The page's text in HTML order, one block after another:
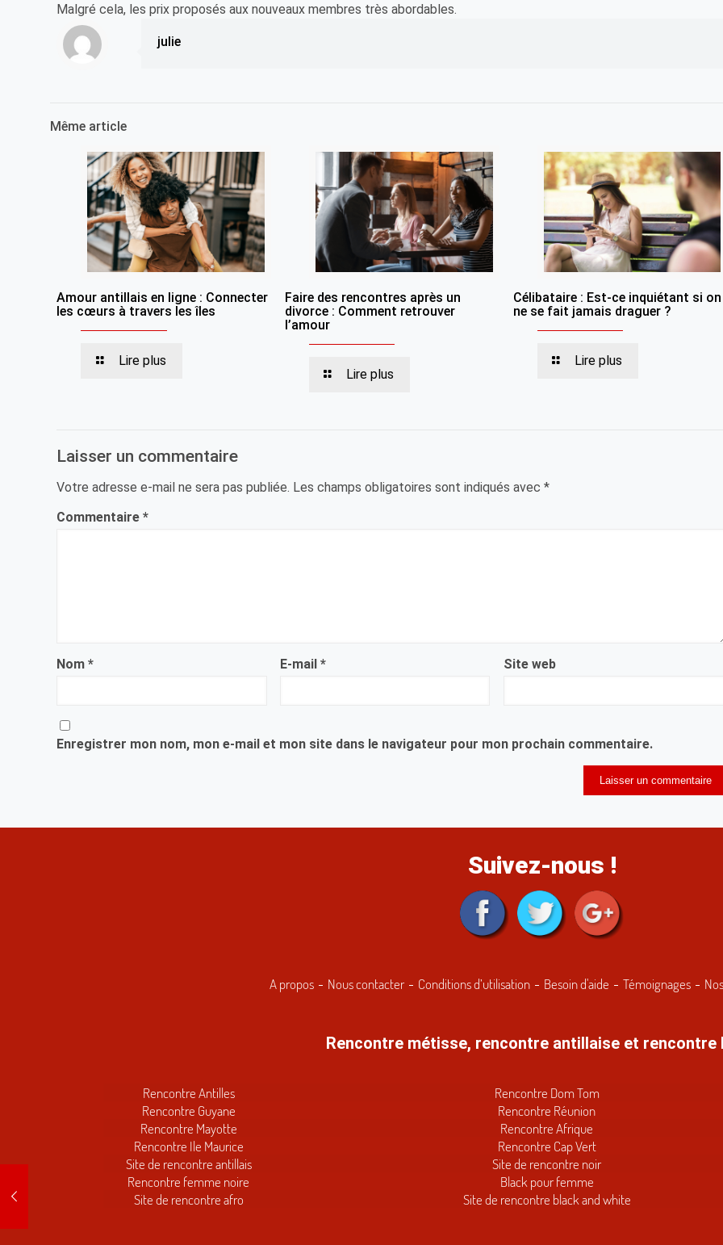
Malgré cela, les prix proposés aux nouveaux membres très abordables.
julie
Même article
Amour antillais en ligne : Connecter
les cœurs à travers les îles
Lire plus
Faire des rencontres après un
divorce : Comment retrouver
l’amour
Lire plus
Célibataire : Est-ce inquiétant si on
ne se fait jamais draguer ?
Lire plus
Laisser un commentaire
Votre adresse e-mail ne sera pas publiée. Les champs obligatoires sont indiqués avec*
Commentaire*
Nom* E-mail* Site web
Enregistrer mon nom, mon e-mail et mon site dans le navigateur pour mon prochain commentaire.
Suivez-nous !
A propos Nous contacter Conditions d’utilisation Besoin d'aide Témoignages
Rencontre métisse, rencontre antillaise et rencontre
Rencontre Antilles
Rencontre Dom Tom
Rencontre Guyane
Rencontre Réunion
Rencontre Mayotte
Rencontre Afrique
Rencontre Ile Maurice
Rencontre Cap Vert
Site de rencontre antillais
Site de rencontre noir
Rencontre femme noire
Black pour femme
Site de rencontre afro
Site de rencontre black and white